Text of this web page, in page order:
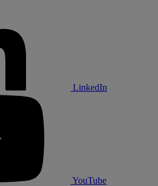
LinkedIn
YouTube